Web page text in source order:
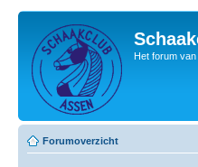
Het forum
Forumoverzicht